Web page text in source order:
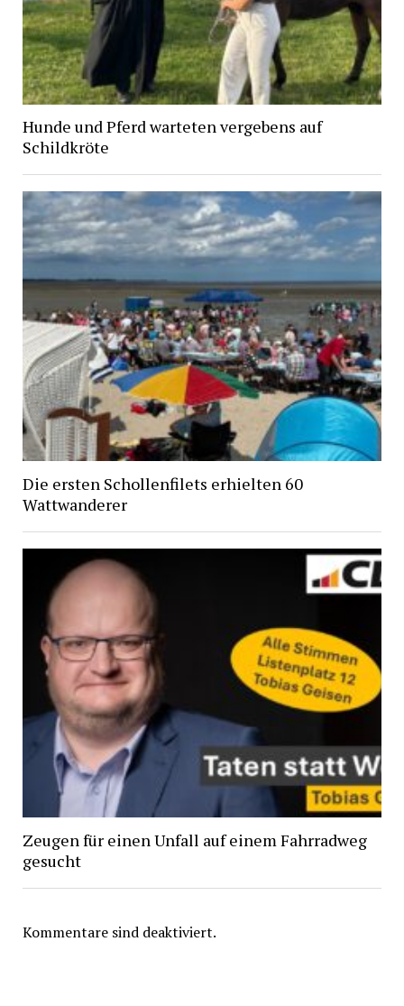
Hunde und Pferd warteten vergebens auf
Schildkröte
Die ersten Schollenfilets erhielten 60
Wattwanderer
Zeugen für einen Unfall auf einem Fahrradweg
gesucht
Kommentare sind deaktiviert.